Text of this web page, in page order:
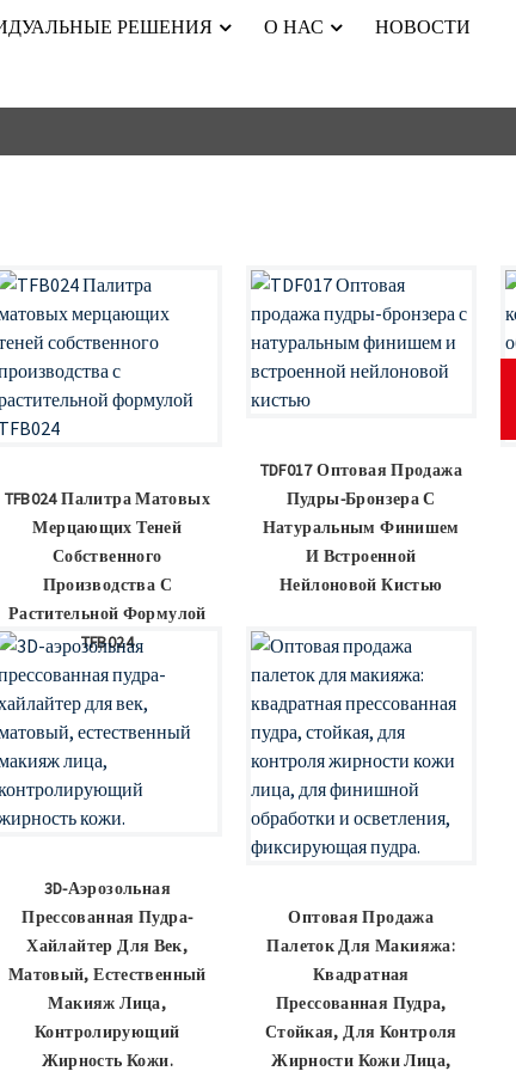
РЕШЕНИЯ О НАС НОВОСТИ
TFB024 Палитра Матовых
Мерцающих Теней
Собственного
Производства С
Растительной Формулой
TFB024
TDF017 Оптовая Продажа
Пудры-Бронзера С
Натуральным Финишем
И Встроенной
Нейлоновой Кистью
3D-Аэрозольная
Прессованная Пудра-
Хайлайтер Для Век,
Матовый, Естественный
Макияж Лица,
Контролирующий
Жирность Кожи.
Оптовая Продажа
Палеток Для Макияжа:
Квадратная
Прессованная Пудра,
Стойкая, Для Контроля
Жирности Кожи Лица,